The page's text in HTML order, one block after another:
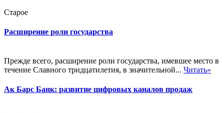
Старое
Расширение роли государства
Прежде всего, расширение роли государства, имевшее место в
течение Славного тридцатилетия, в значительной... Читать»
Ак Барс Банк: развитие цифровых каналов продаж